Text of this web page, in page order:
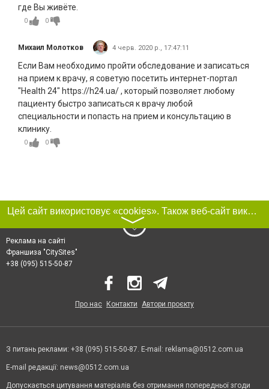
где Вы живёте.
0 0
Михаил Молотков 4 черв. 2020 р., 17:47:11
Если Вам необходимо пройти обследование и записаться
на прием к врачу, я советую посетить интернет-портал
"Health 24" https://h24.ua/ , который позволяет любому
пациенту быстро записаться к врачу любой
специальности и попасть на прием и консультацию в
клинику.
0 0
Цей сайт використовує «cookies». Також веб-сайт використовує інтернет-сервіс для збору технічних даних стосовно відвідувачів з метою отримання маркетингової та статистичної інформації. Умови обробки даних відвідувачів сайту див.
〉
Реклама на сайті
Франшиза "CitySites"
+38 (095) 515-50-87
Про нас Контакти Автори проєкту
З питань реклами: +38 (095) 515-50-87. E-mail: reklama@0512.com.ua
E-mail редакції: news@0512.com.ua
Допускається цитування матеріалів без отримання попередньої згоди